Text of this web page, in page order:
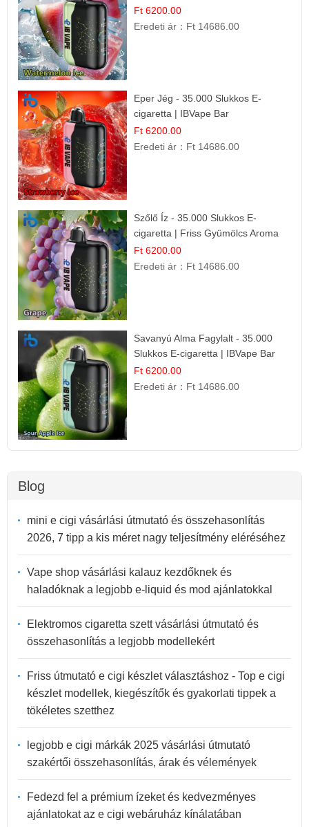
Frissítő Nyári Íz
Ft 6200.00
Eredeti ár： Ft 14686.00
Eper Jég - 35.000 Slukkos E-
cigaretta | IBVape Bar
Ft 6200.00
Eredeti ár： Ft 14686.00
Szőlő Íz - 35.000 Slukkos E-
cigaretta | Friss Gyümölcs Aroma
Ft 6200.00
Eredeti ár： Ft 14686.00
Savanyú Alma Fagylalt - 35.000
Slukkos E-cigaretta | IBVape Bar
Ft 6200.00
Eredeti ár： Ft 14686.00
Blog
mini e cigi vásárlási útmutató és összehasonlítás
2026, 7 tipp a kis méret nagy teljesítmény eléréséhez
Vape shop vásárlási kalauz kezdőknek és
haladóknak a legjobb e-liquid és mod ajánlatokkal
Elektromos cigaretta szett vásárlási útmutató és
összehasonlítás a legjobb modellekért
Friss útmutató e cigi készlet választáshoz - Top e cigi
készlet modellek, kiegészítők és gyakorlati tippek a
tökéletes szetthez
legjobb e cigi márkák 2025 vásárlási útmutató
szakértői összehasonlítás, árak és vélemények
Fedezd fel a prémium ízeket és kedvezményes
ajánlatokat az e cigi webáruház kínálatában